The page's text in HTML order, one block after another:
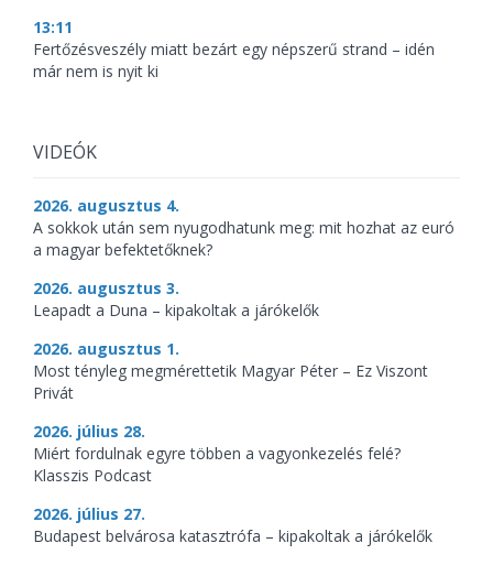
13:11
Fertőzésveszély miatt bezárt egy népszerű strand – idén
már nem is nyit ki
VIDEÓK
2026. augusztus 4.
A sokkok után sem nyugodhatunk meg: mit hozhat az euró
a magyar befektetőknek?
2026. augusztus 3.
Leapadt a Duna – kipakoltak a járókelők
2026. augusztus 1.
Most tényleg megmérettetik Magyar Péter – Ez Viszont
Privát
2026. július 28.
Miért fordulnak egyre többen a vagyonkezelés felé?
Klasszis Podcast
2026. július 27.
Budapest belvárosa katasztrófa – kipakoltak a járókelők